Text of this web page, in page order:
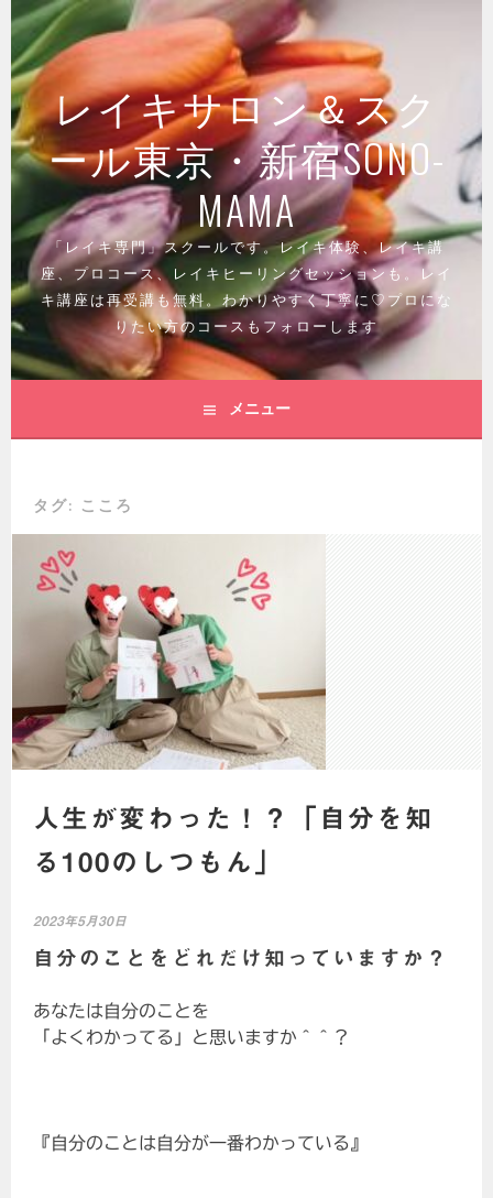
コ
ン
テ
ン
ツ
へ
ス
ッ
レイキサロン＆スク
ール東京・新宿SONO-
MAMA
「レイキ専門」スクールです。レイキ体験、レイキ講
座、プロコース、レイキヒーリングセッションも。レイ
キ講座は再受講も無料。わかりやすく丁寧に♡プロにな
りたい方のコースもフォローします
メニュー
タグ: こころ
人生が変わった！？「自分を知
る100のしつもん」
2023年5月30日
自分のことをどれだけ知っていますか？
あなたは自分のことを
「よくわかってる」と思いますか＾＾？
『自分のことは自分が一番わかっている』